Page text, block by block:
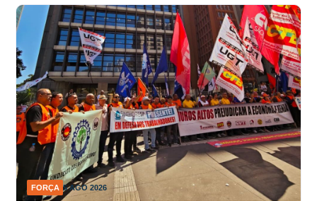
FORÇA 5 AGO 2026